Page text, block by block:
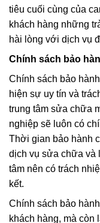
tiêu cuối cùng của
khách hàng những
hài lòng với dịch vụ
Chính sách bảo
Chính sách bảo
hiện sự uy tín và
trung tâm sửa chữa
nghiệp sẽ luôn có
Thời gian bảo hành
dịch vụ sửa chữa và
tâm nên có trách
kết.
Chính sách bảo
khách hàng, mà